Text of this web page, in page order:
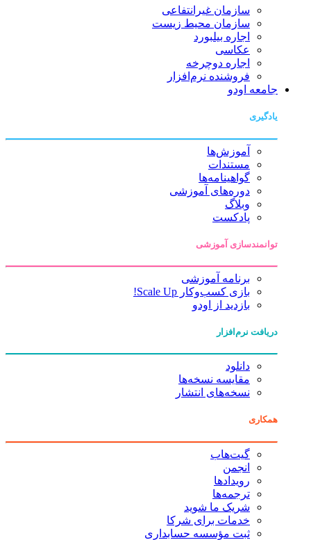
سازمان غیرانتفاعی
سازمان محیط زیست
اجاره بیلبورد
عکاسی
اجاره دوچرخه
فروشنده نرم‌افزار
جامعه اودو
یادگیری
آموزش‌ها
مستندات
گواهینامه‌ها
دوره‌های آموزشی
وبلاگ
پادکست
توانمندسازی آموزشی
برنامه آموزشی
بازی کسب‌وکار Scale Up!
بازدید از اودو
دریافت نرم‌افزار
دانلود
مقایسه نسخه‌ها
نسخه‌های انتشار
همکاری
گیت‌هاب
انجمن
رویدادها
ترجمه‌ها
شریک ما شوید
خدمات برای شرکا
ثبت مؤسسه حسابداری